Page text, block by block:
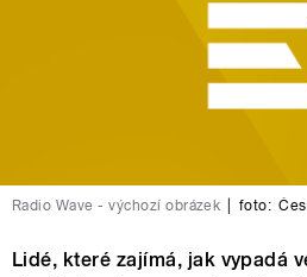
Radio Wave - výchozí obrázek foto:
Lidé, které zajímá, jak vypadá